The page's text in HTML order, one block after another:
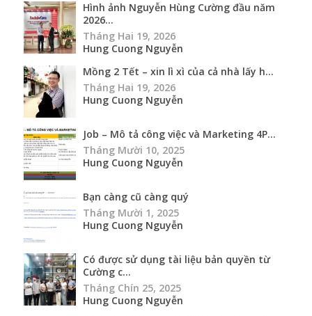
Hình ảnh Nguyễn Hùng Cường đầu năm
2026...
Tháng Hai 19, 2026
Hung Cuong Nguyễn
Mồng 2 Tết – xin lì xì của cả nhà lấy h...
Tháng Hai 19, 2026
Hung Cuong Nguyễn
Job – Mô tả công việc và Marketing 4P...
Tháng Mười 10, 2025
Hung Cuong Nguyễn
Bạn càng cũ càng quý
Tháng Mười 1, 2025
Hung Cuong Nguyễn
Có được sử dụng tài liệu bản quyền từ
Cường c...
Tháng Chín 25, 2025
Hung Cuong Nguyễn